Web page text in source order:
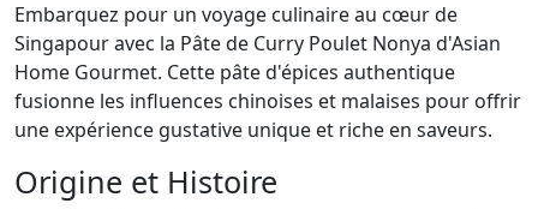
Embarquez pour un voyage culinaire au cœur de
Singapour avec la Pâte de Curry Poulet Nonya d'Asian
Home Gourmet. Cette pâte d'épices authentique
fusionne les influences chinoises et malaises pour offrir
une expérience gustative unique et riche en saveurs.
Origine et Histoire